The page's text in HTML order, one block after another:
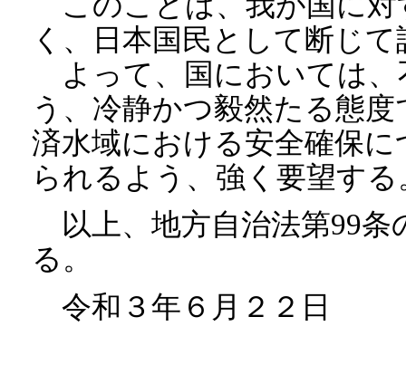
く、日本国民として断じ
よって、国においては、
う、冷静かつ毅然たる態
済水域における安全確保
られるよう、強く要望する
以上、地方自治法第99条
る。
令和３年６月２２日